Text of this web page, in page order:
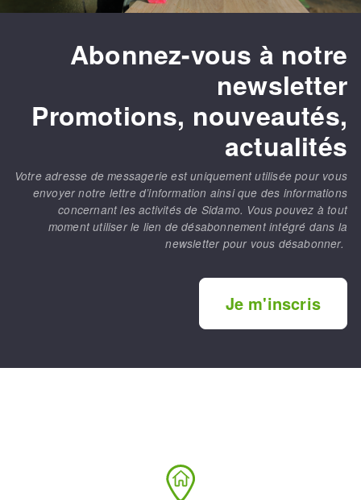
Abonnez-vous à notre
newsletter
Promotions, nouveautés,
actualités
Votre adresse de messagerie est uniquement utilisée pour vous
envoyer notre lettre d’information ainsi que des informations
concernant les activités de Sidamo. Vous pouvez à tout
moment utiliser le lien de désabonnement intégré dans la
newsletter pour vous désabonner.
Je m'inscris